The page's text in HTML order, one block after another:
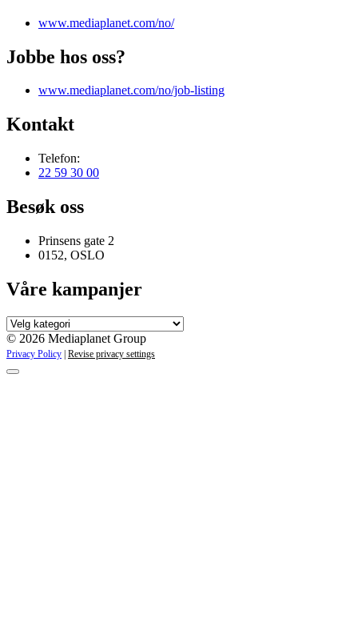
www.mediaplanet.com/no/
Jobbe hos oss?
www.mediaplanet.com/no/job-listing
Kontakt
Telefon:
22 59 30 00
Besøk oss
Prinsens gate 2
0152, OSLO
Våre kampanjer
Våre
kampanjer
© 2026 Mediaplanet Group
Privacy Policy | Revise privacy settings